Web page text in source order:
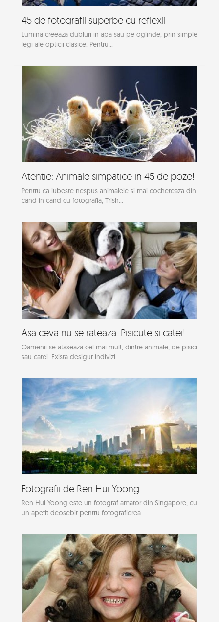
45 de fotografii superbe cu reflexii
Lumina creeaza dubluri in apa sau pe oglinde, prin simple
legi ale opticii clasice. Pentru...
Atentie: Animale simpatice in 45 de poze!
Pentru ca iubeste nespus animalele si mai cocheteaza din
cand in cand cu fotografia, Trish...
Asa ceva nu se rateaza: Pisicute si catei!
Oamenii se ataseaza cel mai mult, dintre animale, de pisici
sau catei. Exista desigur indivizi...
Fotografii de Ren Hui Yoong
Ren Hui Yoong este un fotograf amator din Singapore, cu
un apetit deosebit pentru fotografierea...